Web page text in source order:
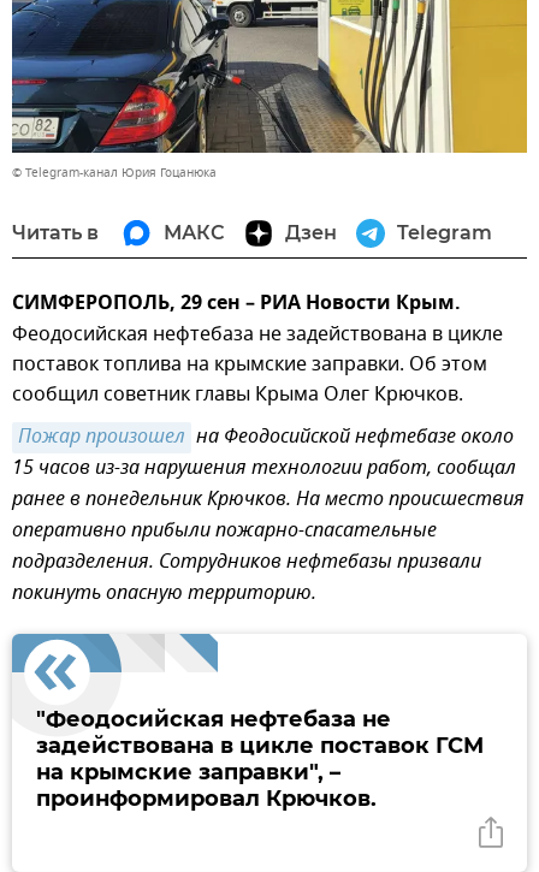
© Telegram-канал Юрия Гоцанюка
Читать в МАКС Дзен Telegram
СИМФЕРОПОЛЬ, 29 сен – РИА Новости Крым.
Феодосийская нефтебаза не задействована в цикле
поставок топлива на крымские заправки. Об этом
сообщил советник главы Крыма Олег Крючков.
Пожар произошел на Феодосийской нефтебазе около
15 часов из-за нарушения технологии работ, сообщал
ранее в понедельник Крючков. На место происшествия
оперативно прибыли пожарно-спасательные
подразделения. Сотрудников нефтебазы призвали
покинуть опасную территорию.
"Феодосийская нефтебаза не
задействована в цикле поставок ГСМ
на крымские заправки", –
проинформировал Крючков.